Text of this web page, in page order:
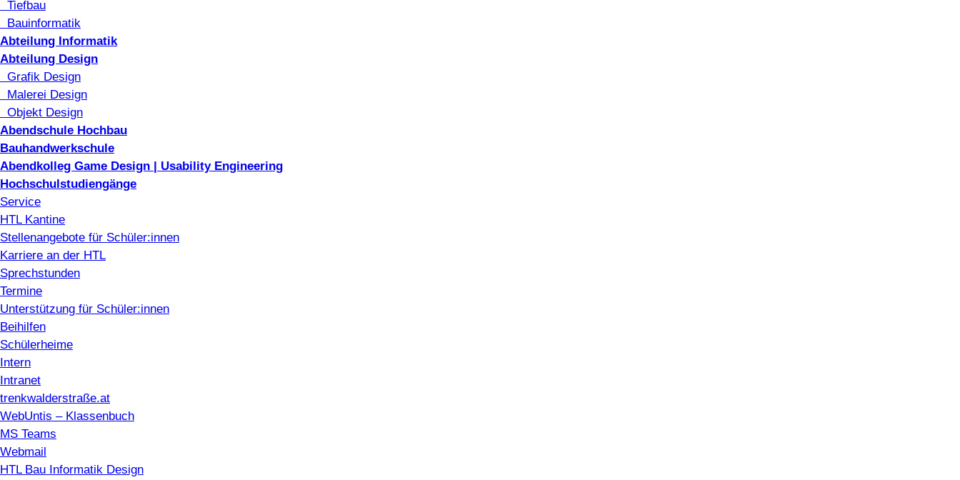
Tiefbau
Bauinformatik
Abteilung Informatik
Abteilung Design
Grafik Design
Malerei Design
Objekt Design
Abendschule Hochbau
Bauhandwerkschule
Abendkolleg Game Design | Usability Engineering
Hochschulstudiengänge
Service
HTL Kantine
Stellenangebote für Schüler:innen
Karriere an der HTL
Sprechstunden
Termine
Unterstützung für Schüler:innen
Beihilfen
Schülerheime
Intern
Intranet
trenkwalderstraße.at
WebUntis – Klassenbuch
MS Teams
Webmail
HTL Bau Informatik Design